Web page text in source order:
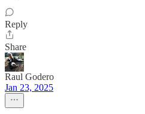
Reply
Share
Raul Godero
Jan 23, 2025